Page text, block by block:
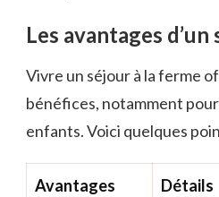
Les avantages
Vivre un séjour à la ferme
bénéfices, notamment
enfants. Voici quelques
Avantages Détails